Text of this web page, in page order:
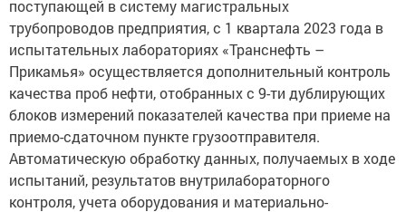
поступающей в систему магистральных
трубопроводов предприятия, с 1 квартала 2023 года в
испытательных лабораториях «Транснефть –
Прикамья» осуществляется дополнительный контроль
качества проб нефти, отобранных с 9-ти дублирующих
блоков измерений показателей качества при приеме на
приемо-сдаточном пункте грузоотправителя.
Автоматическую обработку данных, получаемых в ходе
испытаний, результатов внутрилабораторного
контроля, учета оборудования и материально-